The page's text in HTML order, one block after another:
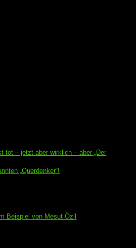
tot – jetzt aber wirklich – aber „Der
„Querdenker“!
Beispiel von Mesut Özil